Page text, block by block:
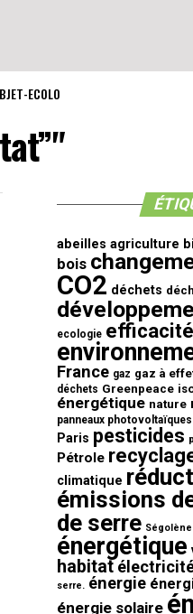
ECOLO
abeilles agriculture
bois
CO2 déchets
ecologie
France gaz gaz à
déchets Greenpeace
énergétique nature
panneaux photovoltaïques
Paris pesticides
Pétrole
climatique
émissions
de serre Ségolène
énergétique
habitat
serre. énergie
énergie solaire